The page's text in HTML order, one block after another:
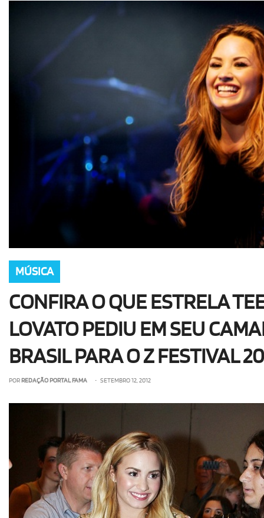
MÚSICA
CONFIRA O QUE ESTRELA
LOVATO PEDIU EM SEU
BRASIL PARA O Z FESTIVAL
POR REDAÇÃO PORTAL FAMA • SETEMBRO 12, 2012